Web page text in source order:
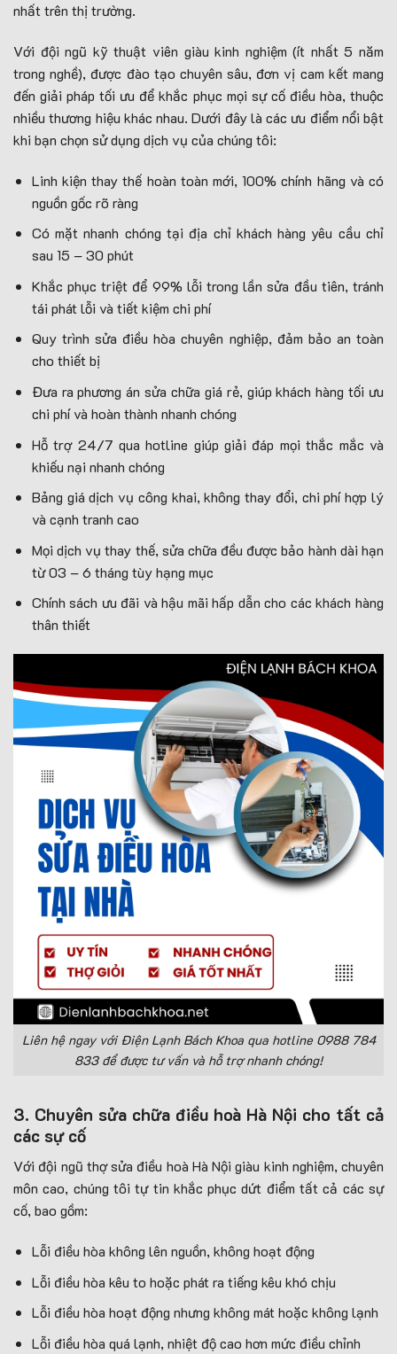
nhất trên thị trường.
Với đội ngũ kỹ thuật viên giàu kinh nghiệm (ít nhất 5 năm
trong nghề), được đào tạo chuyên sâu, đơn vị cam kết mang
đến giải pháp tối ưu để khắc phục mọi sự cố điều hòa, thuộc
nhiều thương hiệu khác nhau. Dưới đây là các ưu điểm nổi bật
khi bạn chọn sử dụng dịch vụ của chúng tôi:
Linh kiện thay thế hoàn toàn mới, 100% chính hãng và có
nguồn gốc rõ ràng
Có mặt nhanh chóng tại địa chỉ khách hàng yêu cầu chỉ
sau 15 – 30 phút
Khắc phục triệt để 99% lỗi trong lần sửa đầu tiên, tránh
tái phát lỗi và tiết kiệm chi phí
Quy trình sửa điều hòa chuyên nghiệp, đảm bảo an toàn
cho thiết bị
Đưa ra phương án sửa chữa giá rẻ, giúp khách hàng tối ưu
chi phí và hoàn thành nhanh chóng
Hỗ trợ 24/7 qua hotline giúp giải đáp mọi thắc mắc và
khiếu nại nhanh chóng
Bảng giá dịch vụ công khai, không thay đổi, chi phí hợp lý
và cạnh tranh cao
Mọi dịch vụ thay thế, sửa chữa đều được bảo hành dài hạn
từ 03 – 6 tháng tùy hạng mục
Chính sách ưu đãi và hậu mãi hấp dẫn cho các khách hàng
thân thiết
Liên hệ ngay với Điện Lạnh Bách Khoa qua hotline 0988 784
833 để được tư vấn và hỗ trợ nhanh chóng!
3. Chuyên sửa chữa điều hoà Hà Nội cho tất cả
các sự cố
Với đội ngũ thợ sửa điều hoà Hà Nội giàu kinh nghiệm, chuyên
môn cao, chúng tôi tự tin khắc phục dứt điểm tất cả các sự
cố, bao gồm:
Lỗi điều hòa không lên nguồn, không hoạt động
Lỗi điều hòa kêu to hoặc phát ra tiếng kêu khó chịu
Lỗi điều hòa hoạt động nhưng không mát hoặc không lạnh
Lỗi điều hòa quá lạnh, nhiệt độ cao hơn mức điều chỉnh